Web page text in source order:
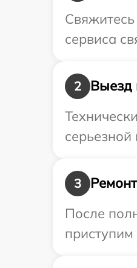
сервиса
2
Выезд
3
После